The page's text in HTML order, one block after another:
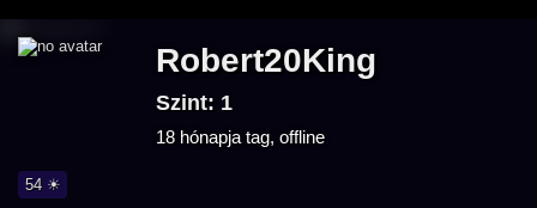
Robert20King
Szint: 1
18 hónapja tag, offline
54 ☀